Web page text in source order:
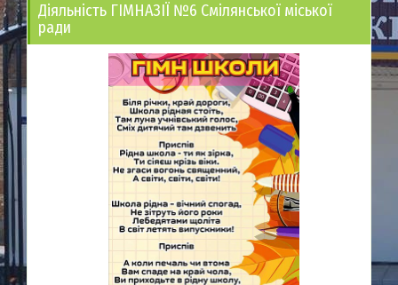
Діяльність ГІМНАЗІЇ №6 Смілянської міської
ради